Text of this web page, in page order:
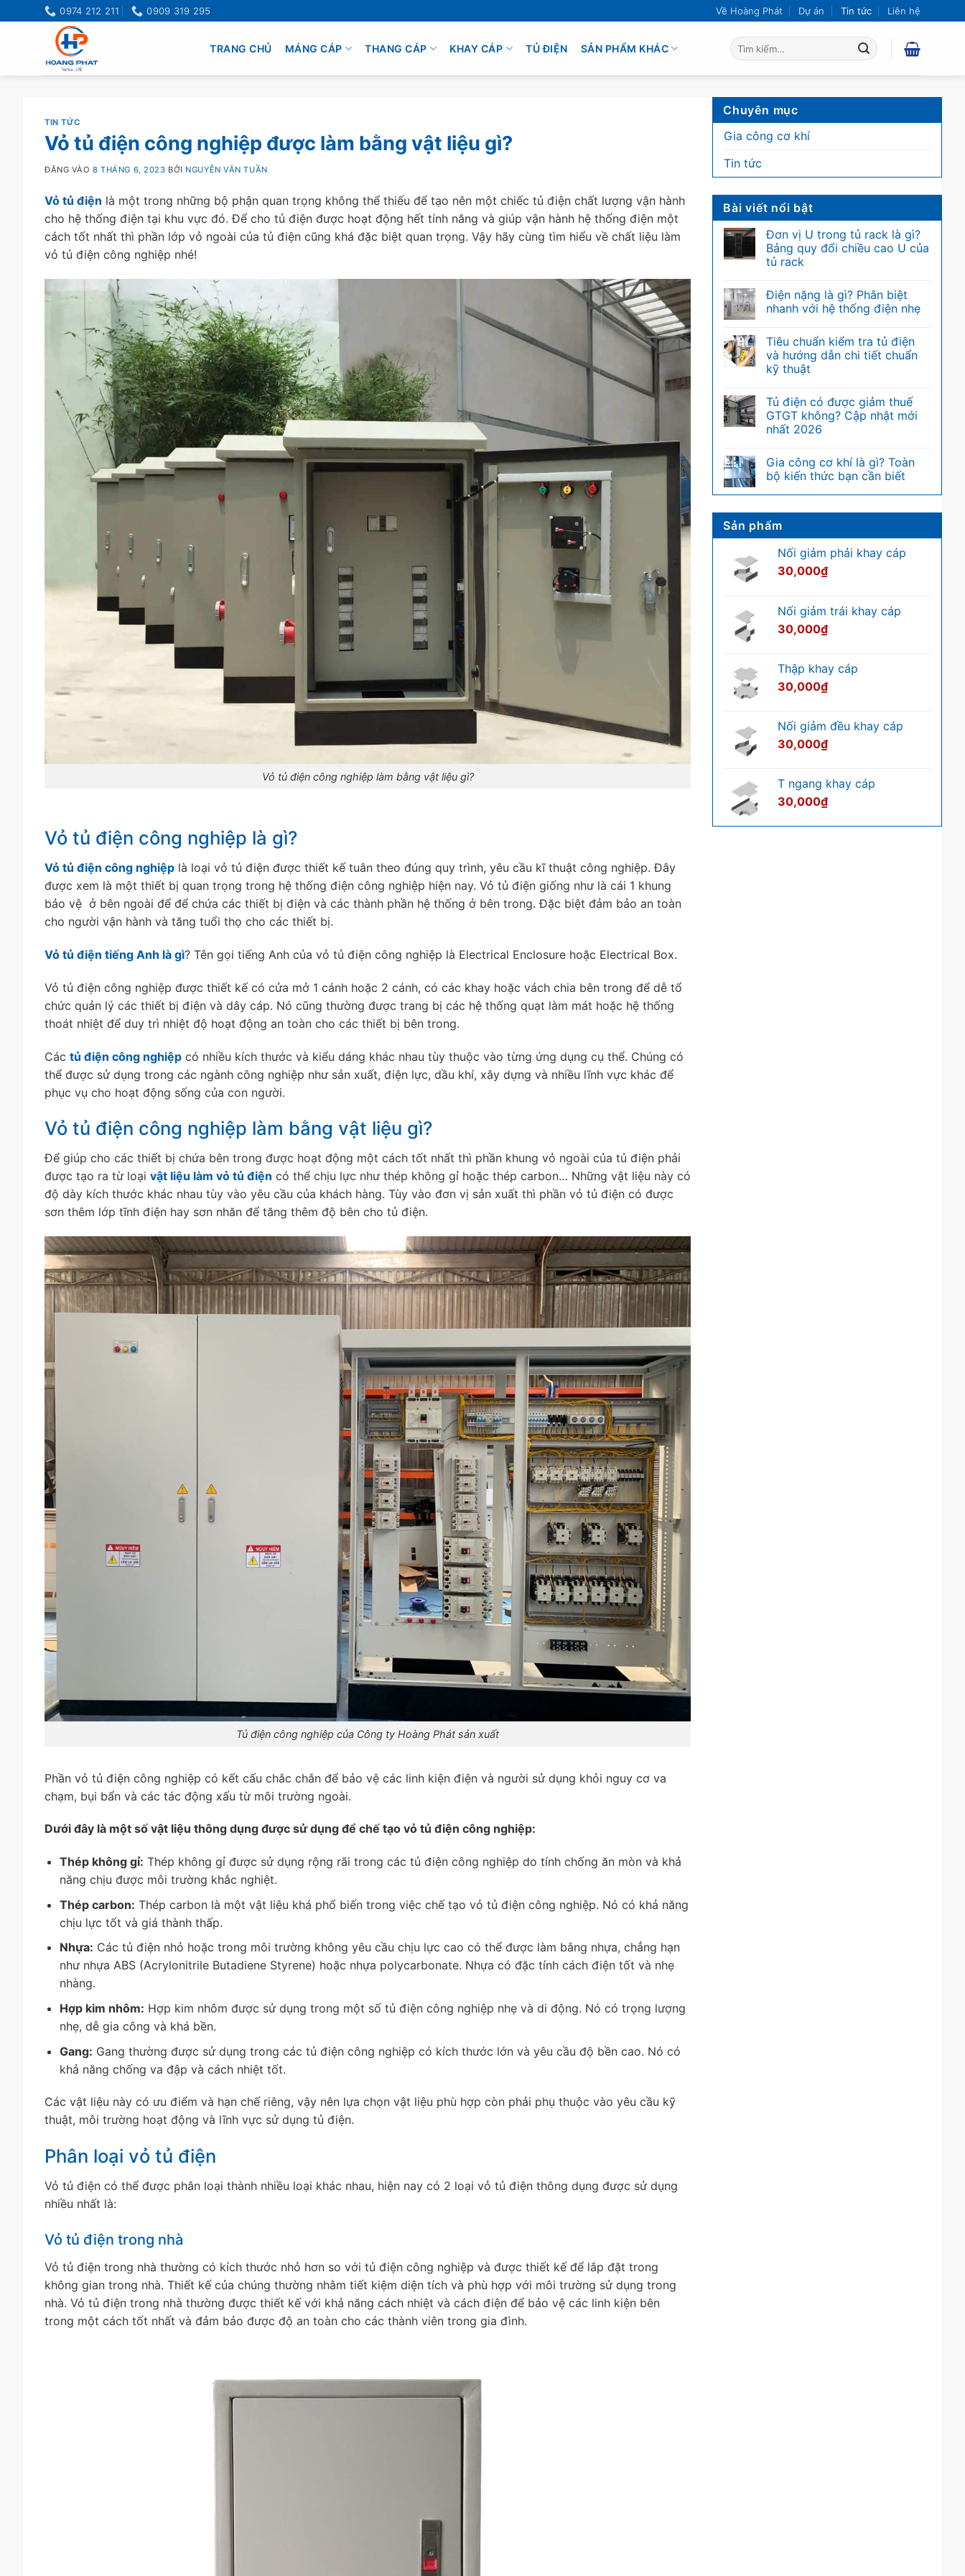
qua
0974 212 211 0909 319 295 Về Hoàng Phát Dự án Tin tức Liên hệ
TRANG CHỦ MÁNG CÁP THANG CÁP KHAY CÁP TỦ ĐIỆN SẢN PHẨM KHÁC
Tìm
kiếm:
TIN TỨC
Vỏ tủ điện công nghiệp được làm bằng vật liệu gì?
ĐĂNG VÀO8 THÁNG 6, 2023 BỞI NGUYỄN VĂN TUẦN
Vỏ tủ điện là một trong những bộ phận quan trọng không thể thiếu để tạo nên một chiếc tủ điện chất lượng vận hành
cho hệ thống điện tại khu vực đó. Để cho tủ điện được hoạt động hết tính năng và giúp vận hành hệ thống điện một
cách tốt nhất thì phần lớp vỏ ngoài của tủ điện cũng khá đặc biệt quan trọng. Vậy hãy cùng tìm hiểu về chất liệu làm
vỏ tủ điện công nghiệp nhé!
Vỏ tủ điện công nghiệp làm bằng vật liệu gì?
Vỏ tủ điện công nghiệp là gì?
Vỏ tủ điện công nghiệp là loại vỏ tủ điện được thiết kế tuân theo đúng quy trình, yêu cầu kĩ thuật công nghiệp. Đây
được xem là một thiết bị quan trọng trong hệ thống điện công nghiệp hiện nay. Vỏ tủ điện giống như là cái 1 khung
bảo vệ ở bên ngoài để để chứa các thiết bị điện và các thành phần hệ thống ở bên trong. Đặc biệt đảm bảo an toàn
cho người vận hành và tăng tuổi thọ cho các thiết bị.
Vỏ tủ điện tiếng Anh là gì? Tên gọi tiếng Anh của vỏ tủ điện công nghiệp là Electrical Enclosure hoặc Electrical Box.
Vỏ tủ điện công nghiệp được thiết kế có cửa mở 1 cánh hoặc 2 cánh, có các khay hoặc vách chia bên trong để dễ tổ
chức quản lý các thiết bị điện và dây cáp. Nó cũng thường được trang bị các hệ thống quạt làm mát hoặc hệ thống
thoát nhiệt để duy trì nhiệt độ hoạt động an toàn cho các thiết bị bên trong.
Các tủ điện công nghiệp có nhiều kích thước và kiểu dáng khác nhau tùy thuộc vào từng ứng dụng cụ thể. Chúng có
thể được sử dụng trong các ngành công nghiệp như sản xuất, điện lực, dầu khí, xây dựng và nhiều lĩnh vực khác để
phục vụ cho hoạt động sống của con người.
Vỏ tủ điện công nghiệp làm bằng vật liệu gì?
Để giúp cho các thiết bị chứa bên trong được hoạt động một cách tốt nhất thì phần khung vỏ ngoài của tủ điện phải
được tạo ra từ loại vật liệu làm vỏ tủ điện có thể chịu lực như thép không gỉ hoặc thép carbon… Những vật liệu này có
độ dày kích thước khác nhau tùy vào yêu cầu của khách hàng. Tùy vào đơn vị sản xuất thì phần vỏ tủ điện có được
sơn thêm lớp tĩnh điện hay sơn nhăn để tăng thêm độ bên cho tủ điện.
Tủ điện công nghiệp của Công ty Hoàng Phát sản xuất
Phần vỏ tủ điện công nghiệp có kết cấu chắc chắn để bảo vệ các linh kiện điện và người sử dụng khỏi nguy cơ va
chạm, bụi bẩn và các tác động xấu từ môi trường ngoài.
Dưới đây là một số vật liệu thông dụng được sử dụng để chế tạo vỏ tủ điện công nghiệp:
Thép không gỉ: Thép không gỉ được sử dụng rộng rãi trong các tủ điện công nghiệp do tính chống ăn mòn và khả
năng chịu được môi trường khắc nghiệt.
Thép carbon: Thép carbon là một vật liệu khá phổ biến trong việc chế tạo vỏ tủ điện công nghiệp. Nó có khả năng
chịu lực tốt và giá thành thấp.
Nhựa: Các tủ điện nhỏ hoặc trong môi trường không yêu cầu chịu lực cao có thể được làm bằng nhựa, chẳng hạn
như nhựa ABS (Acrylonitrile Butadiene Styrene) hoặc nhựa polycarbonate. Nhựa có đặc tính cách điện tốt và nhẹ
nhàng.
Hợp kim nhôm: Hợp kim nhôm được sử dụng trong một số tủ điện công nghiệp nhẹ và di động. Nó có trọng lượng
nhẹ, dễ gia công và khá bền.
Gang: Gang thường được sử dụng trong các tủ điện công nghiệp có kích thước lớn và yêu cầu độ bền cao. Nó có
khả năng chống va đập và cách nhiệt tốt.
Các vật liệu này có ưu điểm và hạn chế riêng, vậy nên lựa chọn vật liệu phù hợp còn phải phụ thuộc vào yêu cầu kỹ
thuật, môi trường hoạt động và lĩnh vực sử dụng tủ điện.
Phân loại vỏ tủ điện
Vỏ tủ điện có thể được phân loại thành nhiều loại khác nhau, hiện nay có 2 loại vỏ tủ điện thông dụng được sử dụng
nhiều nhất là:
Vỏ tủ điện trong nhà
Vỏ tủ điện trong nhà thường có kích thước nhỏ hơn so với tủ điện công nghiệp và được thiết kế để lắp đặt trong
không gian trong nhà. Thiết kế của chúng thường nhằm tiết kiệm diện tích và phù hợp với môi trường sử dụng trong
nhà. Vỏ tủ điện trong nhà thường được thiết kế với khả năng cách nhiệt và cách điện để bảo vệ các linh kiện bên
trong một cách tốt nhất và đảm bảo được độ an toàn cho các thành viên trong gia đình.
Chuyên mục
Gia công cơ khí
Tin tức
Bài viết nổi bật
Đơn vị U trong tủ rack là gì?
Bảng quy đổi chiều cao U của
tủ rack
bình
luận
ở
U
trong
tủ
rack
Bảng
quy
đổi
chiều
cao
tủ
rack
Điện nặng là gì? Phân biệt
nhanh với hệ thống điện nhẹ
bình
luận
ở
Điện
nặng
gì?
Phân
biệt
nhanh
với
điện
nhẹ
Tiêu chuẩn kiểm tra tủ điện
và hướng dẫn chi tiết chuẩn
kỹ thuật
bình
luận
ở
Tiêu
tra
tủ
điện
hướng
chi
tiết
chuẩn
thuật
Tủ điện có được giảm thuế
GTGT không? Cập nhật mới
nhất 2026
bình
luận
ở
được
giảm
thuế
GTGT
không?
Cập
nhật
Gia công cơ khí là gì? Toàn
bộ kiến thức bạn cần biết
luận
ở
Gia
công
kiến
bạn
Sản phẩm
Nối giảm phải khay cáp
30,000₫
Nối giảm trái khay cáp
30,000₫
Thập khay cáp
30,000₫
Nối giảm đều khay cáp
30,000₫
T ngang khay cáp
30,000₫